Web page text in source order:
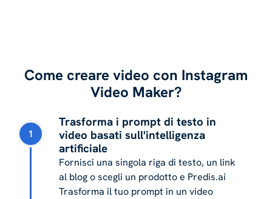
Come creare video con Instagram
Video Maker?
1
Trasforma i prompt di testo in
video basati sull'intelligenza
artificiale
Fornisci una singola riga di testo, un link
al blog o scegli un prodotto e Predis.ai
Trasforma il tuo prompt in un video